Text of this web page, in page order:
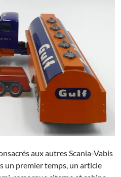
aux autres Scania-Vabis
un premier temps, un article